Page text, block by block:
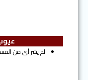
لم يشر أي من